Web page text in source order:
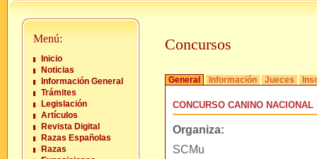
Menú:
Inicio
Noticias
Información General
Trámites
Legislación
Artículos
Revista Digital
Razas Españolas
Razas
Concursos
General Información Jueces
CONCURSO CANINO
Organiza:
SCMu